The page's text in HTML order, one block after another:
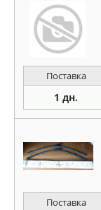
Поставка
1 дн.
Поставка